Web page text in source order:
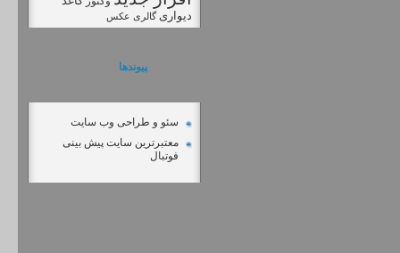
دیواری گالری عکس
پیوندها
سئو و طراحی وب سایت
معتبرترین سایت پیش بینی
فوتبال